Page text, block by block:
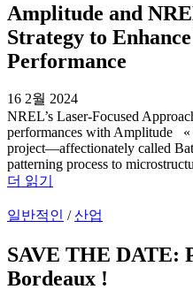
Amplitude and
Strategy to
Performance
16 2월 2024
NREL’s Laser-Focused
performances with Amplitude «
project—affectionately called
patterning process to
더 읽기
일반적인 /산업
SAVE THE DATE:
Bordeaux !